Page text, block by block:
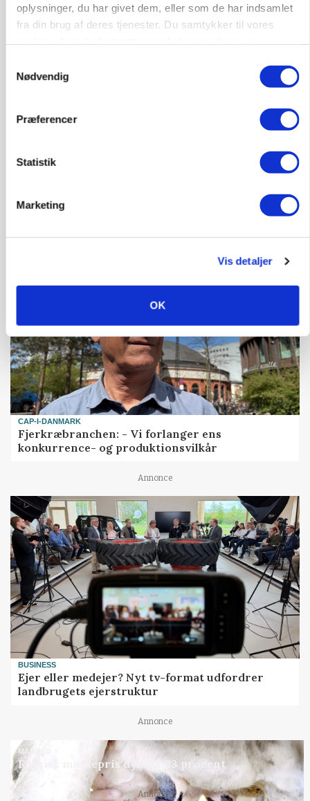
oplysninger, du har givet dem, eller som de har indsamlet
fra din brug af deres tjenester. Du samtykker til vores
Nødvendig
Præferencer
Statistik
Marketing
Vis detaljer
OK
KWS Rallys topper årets sortsforsøg i vinterbyg
CAP-I-DANMARK
Fjerkræbranchen: - Vi forlanger ens
konkurrence- og produktionsvilkår
Annonce
BUSINESS
Ejer eller medejer? Nyt tv-format udfordrer
landbrugets ejerstruktur
Annonce
MARKED
Russisk mælkepris dykker 23 procent
Annonce